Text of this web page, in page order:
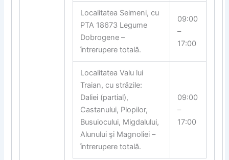
Localitatea Seimeni, cu
PTA 18673 Legume
Dobrogene –
ȋntrerupere totală.
09:00
–
17:00
Localitatea Valu lui
Traian, cu străzile:
Daliei (partial),
Castanului, Plopilor,
Busuiocului, Migdalului,
Alunului şi Magnoliei –
ȋntrerupere totală.
09:00
–
17:00